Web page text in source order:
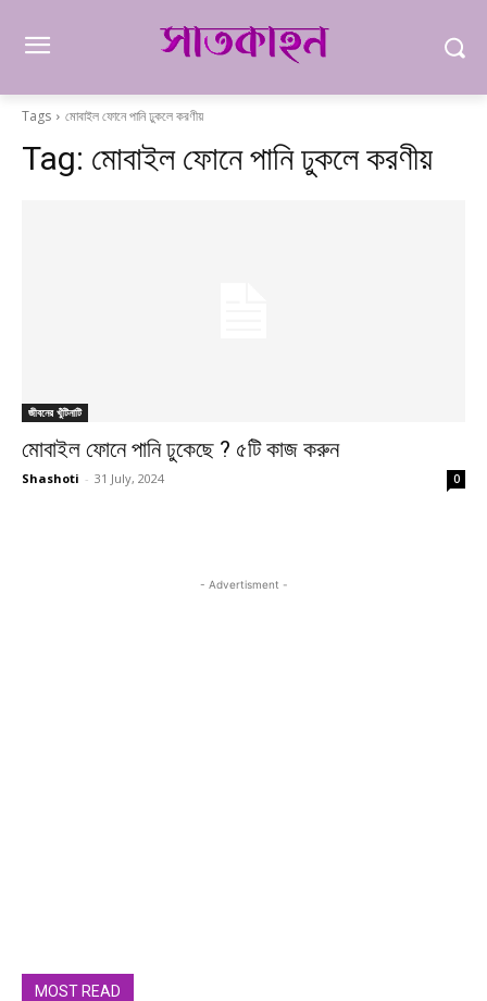
Tags মোবাইল ফোনে পানি ঢুকলে করণীয়
Tag: মোবাইল ফোনে পানি ঢুকলে করণীয়
জীবনের খুঁটিনাটি
মোবাইল ফোনে পানি ঢুকেছে ? ৫টি কাজ করুন
Shashoti - 31 July, 2024 0
- Advertisment -
MOST READ